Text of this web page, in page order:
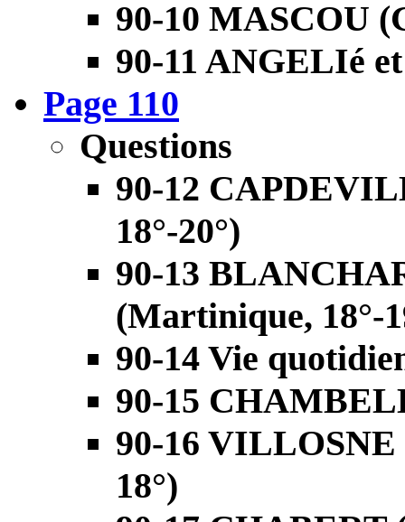
90-10 MASCOU
90-11 ANGELIé
Page 110
Questions
90-12
18°-20°)
90-13
(Martinique, 18°-
90-14 Vie
90-15
90-16
18°)